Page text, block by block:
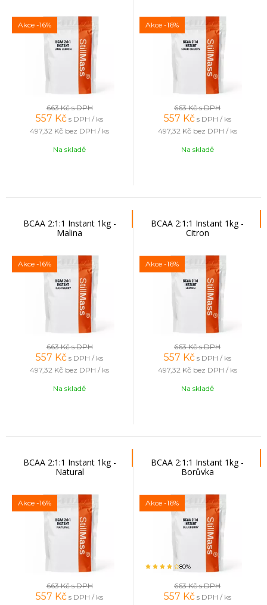
Akce -16%
663 Kčs DPH
557 Kč s DPH / ks
497,32 Kč bez DPH / ks
Na skladě
Akce -16%
663 Kčs DPH
557 Kč s DPH / ks
497,32 Kč bez DPH / ks
Na skladě
BCAA 2:1:1 Instant 1kg -
Malina
Akce -16%
663 Kčs DPH
557 Kč s DPH / ks
497,32 Kč bez DPH / ks
Na skladě
BCAA 2:1:1 Instant 1kg -
Citron
Akce -16%
663 Kčs DPH
557 Kč s DPH / ks
497,32 Kč bez DPH / ks
Na skladě
BCAA 2:1:1 Instant 1kg -
Natural
Akce -16%
663 Kčs DPH
557 Kč s DPH / ks
BCAA 2:1:1 Instant 1kg -
Borůvka
Akce -16%
80%
663 Kčs DPH
557 Kč s DPH / ks